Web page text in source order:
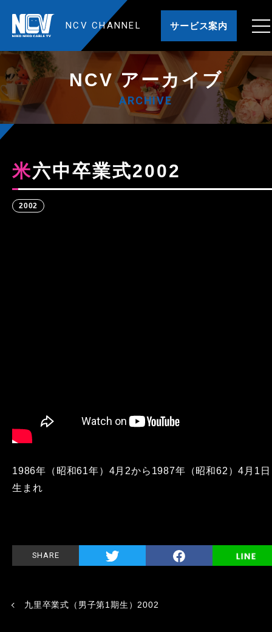
NCV CHANNEL サービス案内
NCV アーカイブ
ARCHIVE
米六中卒業式2002
2002
1986年（昭和61年）4月2から1987年（昭和62）4月1日
生まれ
SHARE
九里卒業式（男子第1期生）2002